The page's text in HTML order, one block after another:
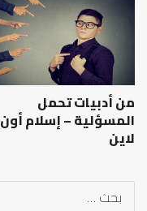
من أدبيات تحمل
المسؤلية – إسلام أون
لاين